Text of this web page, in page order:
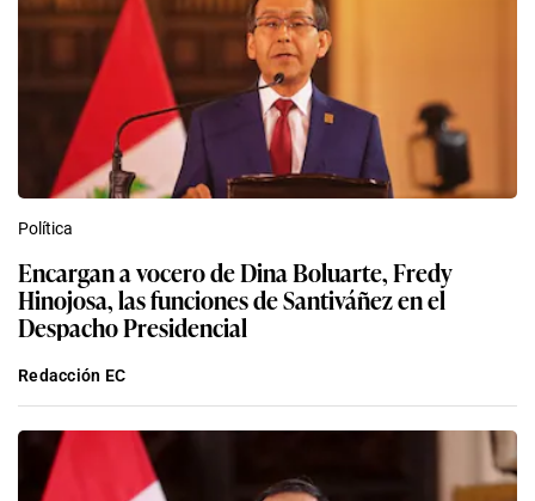
Política
Encargan a vocero de Dina Boluarte, Fredy
Hinojosa, las funciones de Santiváñez en el
Despacho Presidencial
Redacción EC